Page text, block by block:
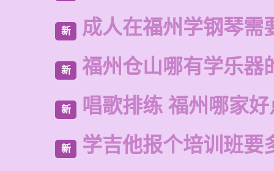
新 成人在福州学钢琴需
新 福州仓山哪有学乐器
新 唱歌排练 福州哪家
新 学吉他报个培训班要